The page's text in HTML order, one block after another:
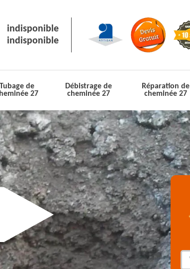
indisponible
indisponible
Tubage de
27
Débistrage de
cheminée 27
Réparation de
cheminée 27